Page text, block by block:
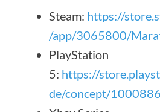
Steam: https://
/app/3065800/
PlayStation
5: https://
de/concept/